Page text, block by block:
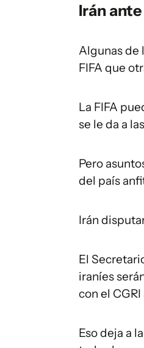
Irán
Algunas de
FIFA que
La FIFA
se le da a
Pero
del país
Irán
El
iraníes
con el
Eso deja a